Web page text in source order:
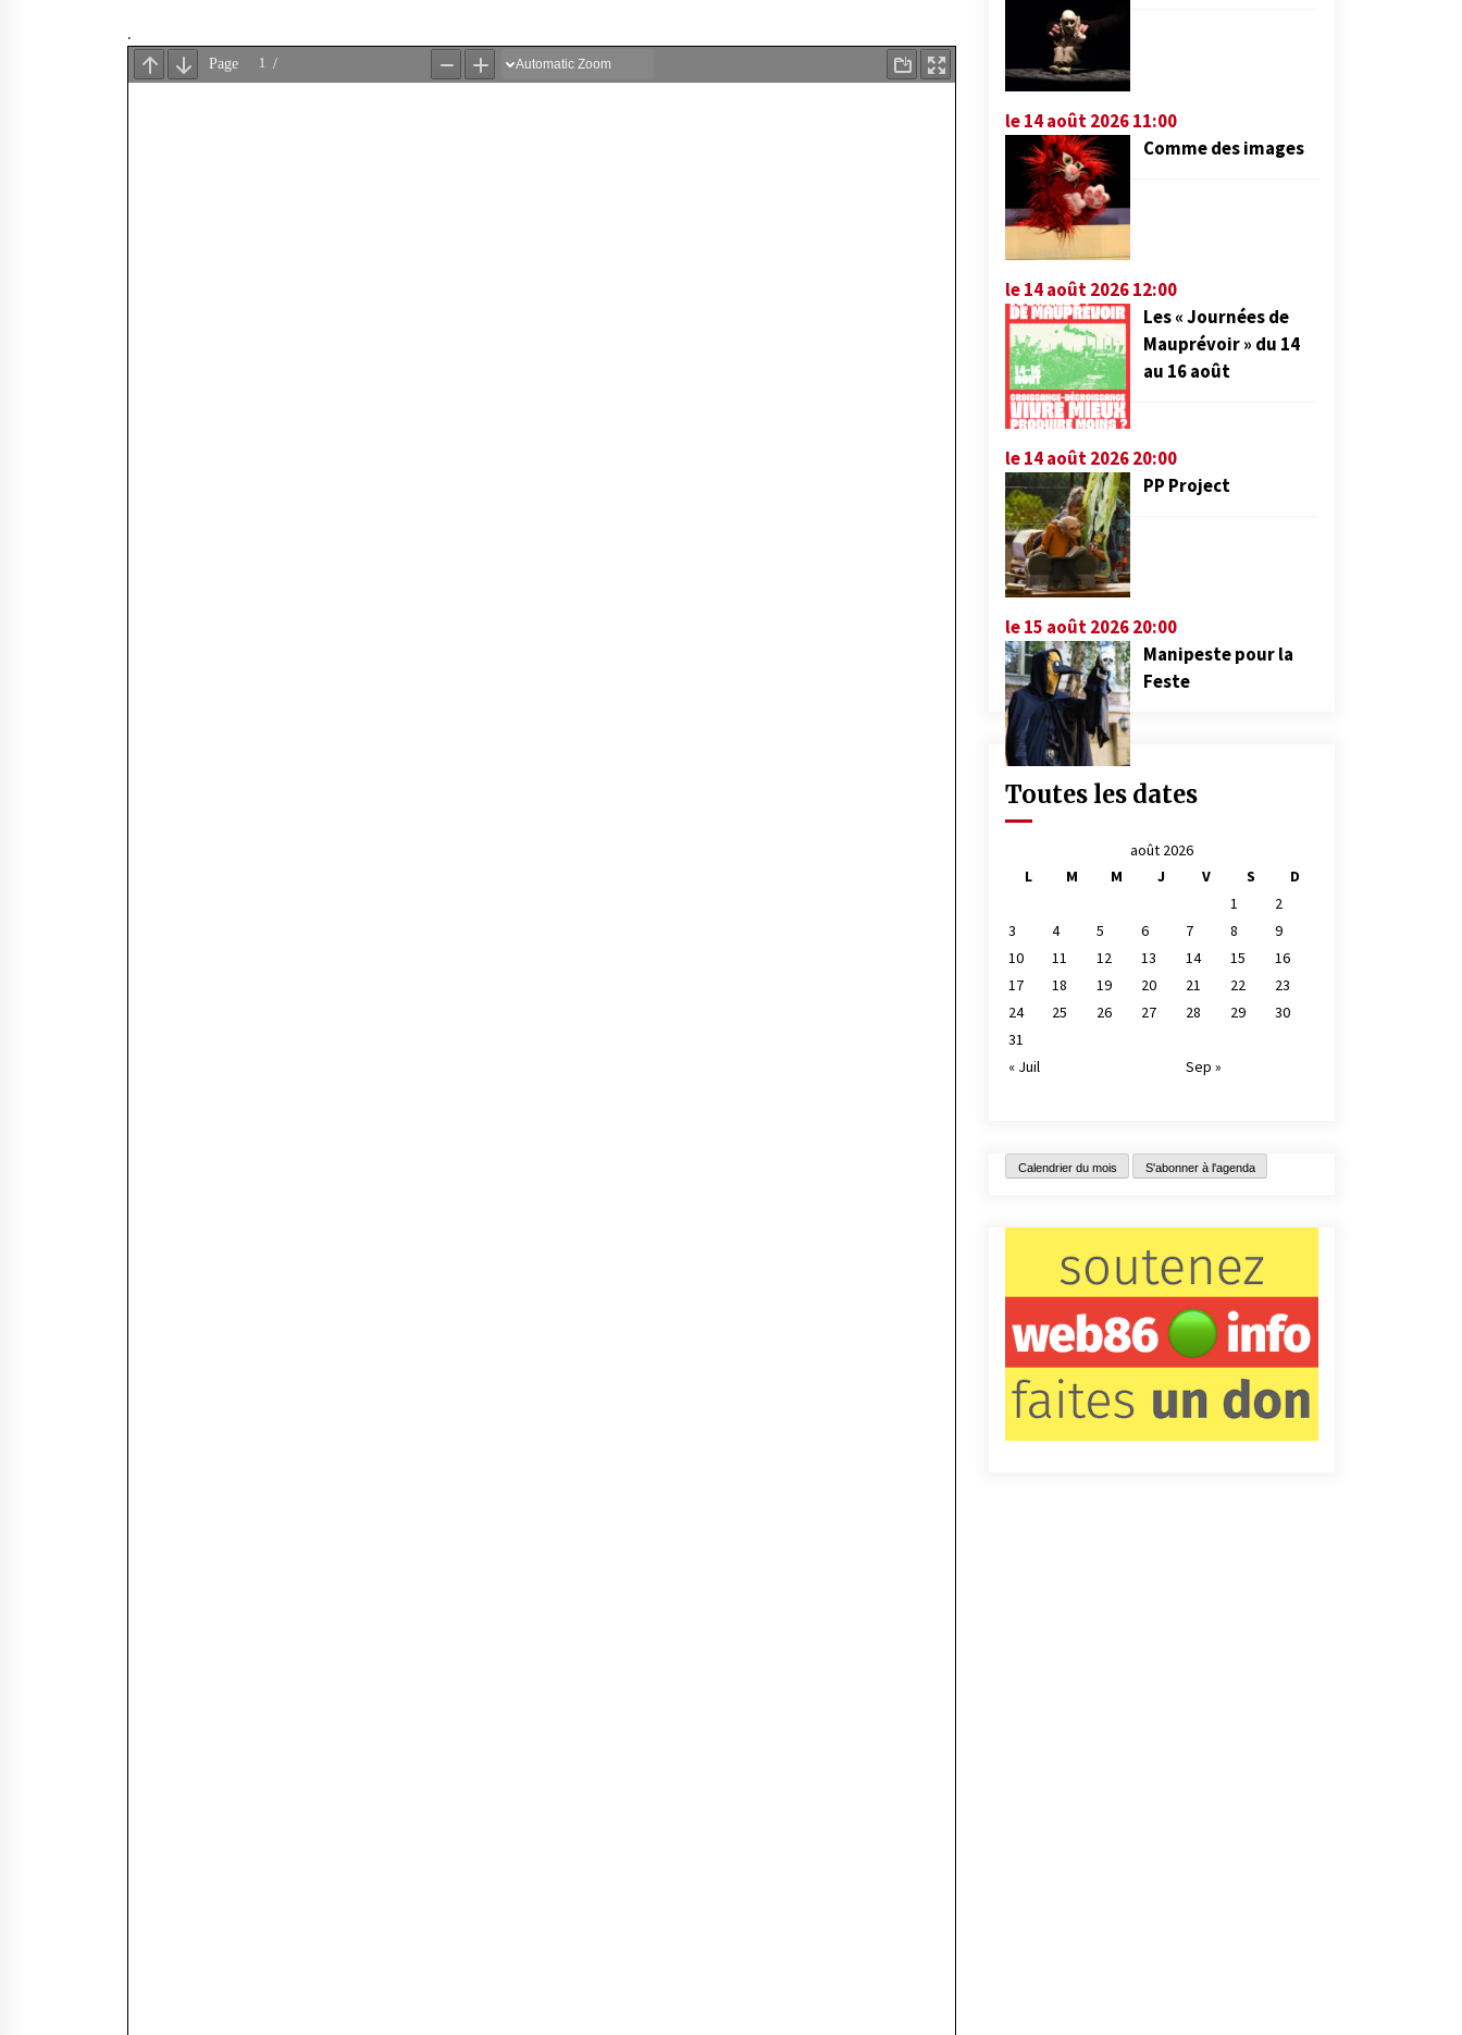
.
le 14 août 2026 11:00
Comme des images
le 14 août 2026 12:00
Les « Journées de
Mauprévoir » du 14
au 16 août
le 14 août 2026 20:00
PP Project
le 15 août 2026 20:00
Manipeste pour la
Feste
Toutes les dates
août 2026
L
M M J V S
D
1
2
3
4 5 6 7 8
9
10
11 12 13 14 15
16
17
18 19 20 21 22
23
24
25 26 27 28 29
30
31
« Juil
Sep »
Calendrier du mois S'abonner à l'agenda